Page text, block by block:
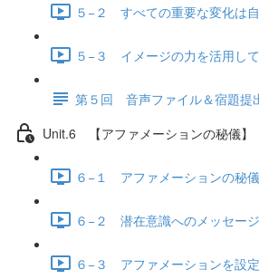
５−２ すべての重要な変化は
５−３ イメージの力を活用し
第５回 音声ファイル＆宿題提
Unit.6 【アファメーションの秘儀】
６−１ アファメーションの秘
６−２ 潜在意識へのメッセー
６−３ アファメーションを設